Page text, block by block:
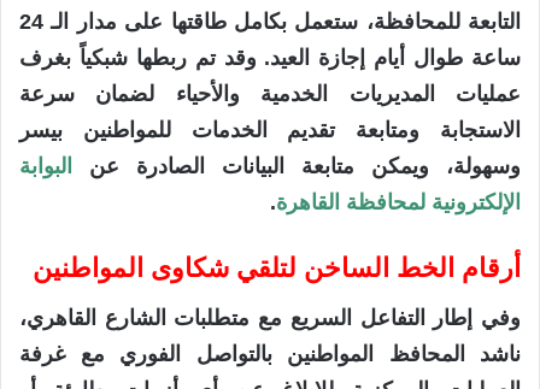
التابعة للمحافظة، ستعمل بكامل طاقتها على مدار الـ 24
ساعة طوال أيام إجازة العيد. وقد تم ربطها شبكياً بغرف
عمليات المديريات الخدمية والأحياء لضمان سرعة
الاستجابة ومتابعة تقديم الخدمات للمواطنين بيسر
وسهولة، ويمكن متابعة البيانات الصادرة عن
البوابة
الإلكترونية لمحافظة القاهرة.
أرقام الخط الساخن لتلقي شكاوى المواطنين
وفي إطار التفاعل السريع مع متطلبات الشارع القاهري،
ناشد المحافظ المواطنين بالتواصل الفوري مع غرفة